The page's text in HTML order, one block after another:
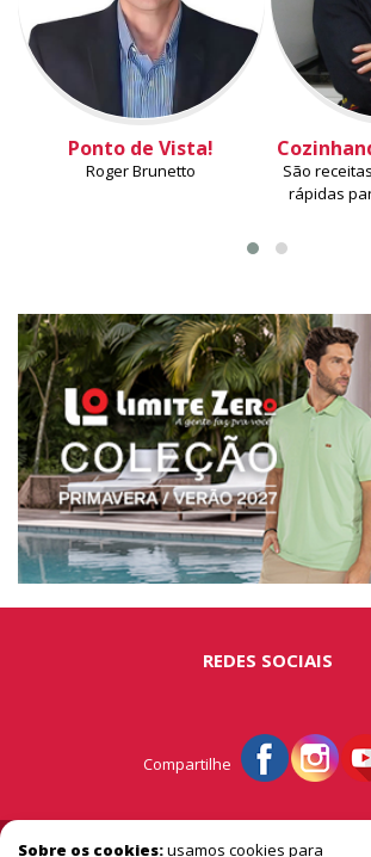
Ponto de Vista!
Roger Brunetto
São
rápidas
Sobre os cookies:usamos cookies para
REDES SOCIAIS
Compartilhe
© Portal São Miguel - A vitrine do